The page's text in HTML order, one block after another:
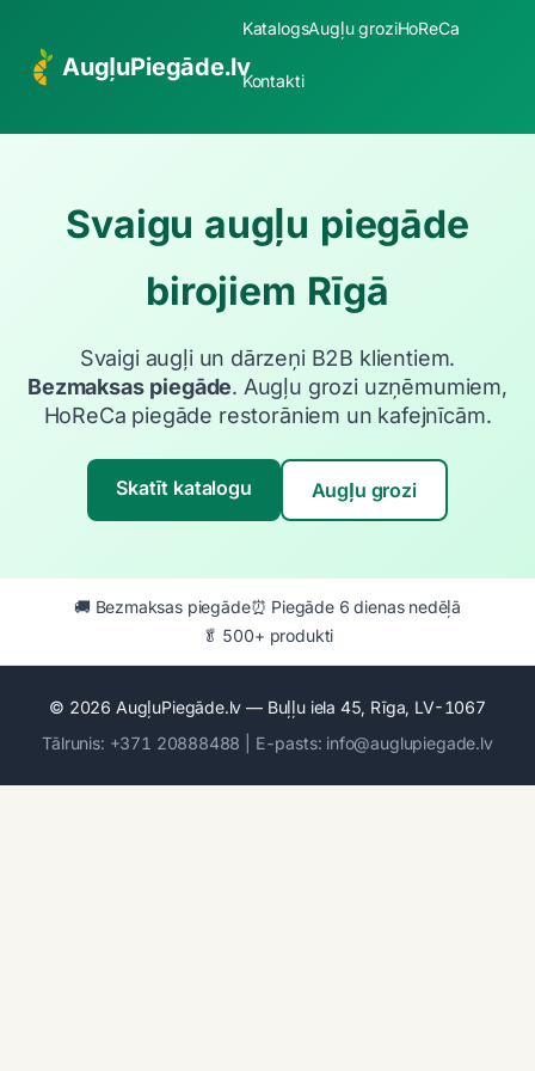
AugļuPiegāde.lv
KatalogsAugļu groziHoReCa
Kontakti
Svaigu augļu piegāde
birojiem Rīgā
Svaigi augļi un dārzeņi B2B klientiem.
Bezmaksas piegāde. Augļu grozi uzņēmumiem,
HoReCa piegāde restorāniem un kafejnīcām.
Skatīt katalogu Augļu grozi
🚚 Bezmaksas piegāde⏰ Piegāde 6 dienas nedēļā
🥬 500+ produkti
© 2026 AugļuPiegāde.lv — Buļļu iela 45, Rīga, LV-1067
Tālrunis: +371 20888488 | E-pasts: info@auglupiegade.lv